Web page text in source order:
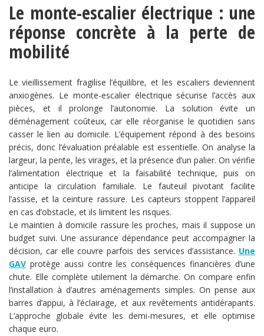
Le monte-escalier électrique : une
réponse concrète à la perte de
mobilité
Le vieillissement fragilise l’équilibre, et les escaliers deviennent
anxiogènes. Le monte-escalier électrique sécurise l’accès aux
pièces, et il prolonge l’autonomie. La solution évite un
déménagement coûteux, car elle réorganise le quotidien sans
casser le lien au domicile. L’équipement répond à des besoins
précis, donc l’évaluation préalable est essentielle. On analyse la
largeur, la pente, les virages, et la présence d’un palier. On vérifie
l’alimentation électrique et la faisabilité technique, puis on
anticipe la circulation familiale. Le fauteuil pivotant facilite
l’assise, et la ceinture rassure. Les capteurs stoppent l’appareil
en cas d’obstacle, et ils limitent les risques.
Le maintien à domicile rassure les proches, mais il suppose un
budget suivi. Une assurance dépendance peut accompagner la
décision, car elle couvre parfois des services d’assistance. Une
GAV protège aussi contre les conséquences financières d’une
chute. Elle complète utilement la démarche. On compare enfin
l’installation à d’autres aménagements simples. On pense aux
barres d’appui, à l’éclairage, et aux revêtements antidérapants.
L’approche globale évite les demi-mesures, et elle optimise
chaque euro.